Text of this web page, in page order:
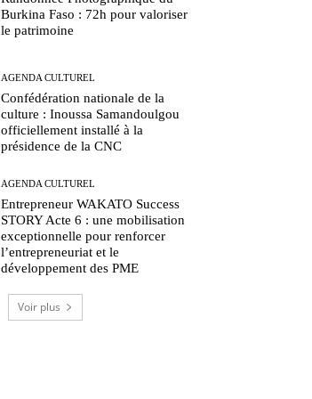
Burkina Faso : 72h pour valoriser
le patrimoine
AGENDA CULTUREL
Confédération nationale de la
culture : Inoussa Samandoulgou
officiellement installé à la
présidence de la CNC
AGENDA CULTUREL
Entrepreneur WAKATO Success
STORY Acte 6 : une mobilisation
exceptionnelle pour renforcer
l’entrepreneuriat et le
développement des PME
Voir plus